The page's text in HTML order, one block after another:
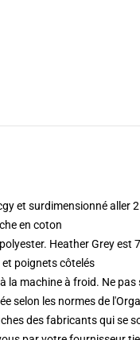
et surdimensionné aller
en coton
Heather Grey
poignets côtelés
la machine à froid. Ne
selon les normes de
des fabricants qui se